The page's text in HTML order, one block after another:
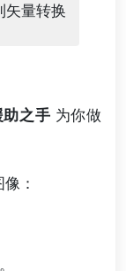
矢量转换
助之手 为你做
：